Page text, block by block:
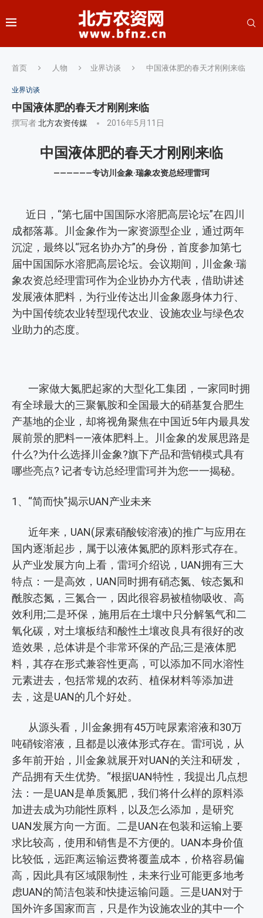
首页 人物 业界访谈 中国液体肥的春天才刚刚来临
业界访谈
中国液体肥的春天才刚刚来临
撰写者北方农资传媒 2016年5月11日
中国液体肥的春天才刚刚来临
——————专访川金象·瑞象农资总经理雷珂
近日，“第七届中国国际水溶肥高层论坛”在四川
成都落幕。川金象作为一家资源型企业，通过两年
沉淀，最终以“冠名协办方”的身份，首度参加第七
届中国国际水溶肥高层论坛。会议期间，川金象·瑞
象农资总经理雷珂作为企业协办方代表，借助讲述
发展液体肥料，为行业传达出川金象愿身体力行、
为中国传统农业转型现代农业、设施农业与绿色农
业助力的态度。
一家做大氮肥起家的大型化工集团，一家同时拥
有全球最大的三聚氰胺和全国最大的硝基复合肥生
产基地的企业，却将视角聚焦在中国近5年内最具发
展前景的肥料——液体肥料上。川金象的发展思路是
什么?为什么选择川金象?旗下产品和营销模式具有
哪些亮点? 记者专访总经理雷珂并为您一一揭秘。
1、“简而快”揭示UAN产业未来
近年来，UAN(尿素硝酸铵溶液)的推广与应用在
国内逐渐起步，属于以液体氮肥的原料形式存在。
从产业发展方向上看，雷珂介绍说，UAN拥有三大
特点：一是高效，UAN同时拥有硝态氮、铵态氮和
酰胺态氮，三氮合一，因此很容易被植物吸收、高
效利用;二是环保，施用后在土壤中只分解氢气和二
氧化碳，对土壤板结和酸性土壤改良具有很好的改
造效果，总体讲是个非常环保的产品;三是液体肥
料，其存在形式兼容性更高，可以添加不同水溶性
元素进去，包括常规的农药、植保材料等添加进
去，这是UAN的几个好处。
从源头看，川金象拥有45万吨尿素溶液和30万
吨硝铵溶液，且都是以液体形式存在。雷珂说，从
多年前开始，川金象就展开对UAN的关注和研发，
产品拥有天生优势。“根据UAN特性，我提出几点想
法：一是UAN是单质氮肥，我们将什么样的原料添
加进去成为功能性原料，以及怎么添加，是研究
UAN发展方向一方面。二是UAN在包装和运输上要
求比较高，使用和销售是不方便的。UAN本身价值
比较低，远距离运输运费将覆盖成本，价格容易偏
高，因此具有区域限制性，未来行业可能更多地考
虑UAN的简洁包装和快捷运输问题。三是UAN对于
国外许多国家而言，只是作为设施农业的其中一个